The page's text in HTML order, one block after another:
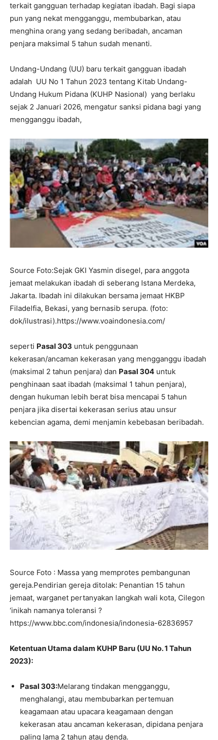
terkait gangguan terhadap kegiatan ibadah. Bagi siapa
pun yang nekat mengganggu, membubarkan, atau
menghina orang yang sedang beribadah, ancaman
penjara maksimal 5 tahun sudah menanti.
Undang-Undang (UU) baru terkait gangguan ibadah
adalah UU No 1 Tahun 2023 tentang Kitab Undang-
Undang Hukum Pidana (KUHP Nasional) yang berlaku
sejak 2 Januari 2026, mengatur sanksi pidana bagi yang
mengganggu ibadah,
Source Foto:Sejak GKI Yasmin disegel, para anggota
jemaat melakukan ibadah di seberang Istana Merdeka,
Jakarta. Ibadah ini dilakukan bersama jemaat HKBP
Filadelfia, Bekasi, yang bernasib serupa. (foto:
dok/ilustrasi).https://www.voaindonesia.com/
seperti Pasal 303 untuk penggunaan
kekerasan/ancaman kekerasan yang mengganggu ibadah
(maksimal 2 tahun penjara) dan Pasal 304 untuk
penghinaan saat ibadah (maksimal 1 tahun penjara),
dengan hukuman lebih berat bisa mencapai 5 tahun
penjara jika disertai kekerasan serius atau unsur
kebencian agama, demi menjamin kebebasan beribadah.
Source Foto : Massa yang memprotes pembangunan
gereja.Pendirian gereja ditolak: Penantian 15 tahun
jemaat, warganet pertanyakan langkah wali kota, Cilegon
‘inikah namanya toleransi ?
https://www.bbc.com/indonesia/indonesia-62836957
Ketentuan Utama dalam KUHP Baru (UU No. 1 Tahun
2023):
Pasal 303:Melarang tindakan mengganggu,
menghalangi, atau membubarkan pertemuan
keagamaan atau upacara keagamaan dengan
kekerasan atau ancaman kekerasan, dipidana penjara
paling lama 2 tahun atau denda.